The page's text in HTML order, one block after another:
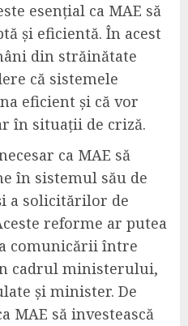
esențial ca MAE să
și eficientă. În acest
din străinătate
că sistemele
eficient și că vor
în situații de criză.
ca MAE să
în sistemul său de
a solicitărilor de
reforme ar putea
comunicării între
cadrul ministerului,
și minister. De
MAE să investească